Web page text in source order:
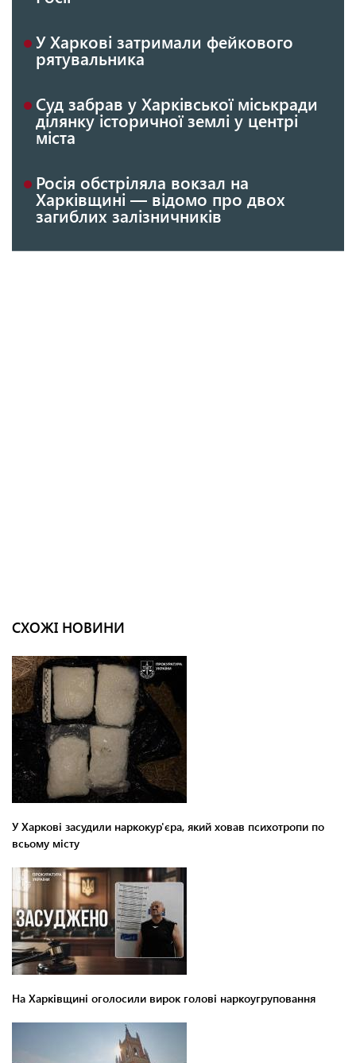
У Харкові затримали фейкового
рятувальника
Суд забрав у Харківської міськради
ділянку історичної землі у центрі
міста
Росія обстріляла вокзал на
Харківщині — відомо про двох
загиблих залізничників
СХОЖІ НОВИНИ
У Харкові засудили наркокур'єра, який ховав психотропи по
всьому місту
На Харківщині оголосили вирок голові наркоугруповання